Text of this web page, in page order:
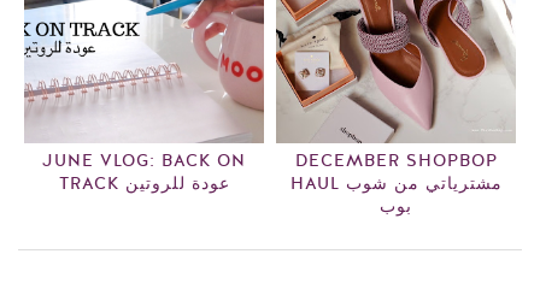
JUNE VLOG: BACK ON
TRACK عودة للروتين
DECEMBER SHOPBOP
HAUL مشترياتي من شوب
بوب